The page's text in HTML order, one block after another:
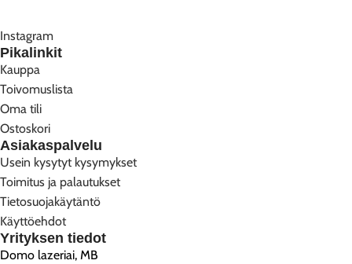
Instagram
Pikalinkit
Kauppa
Toivomuslista
Oma tili
Ostoskori
Asiakaspalvelu
Usein kysytyt kysymykset
Toimitus ja palautukset
Tietosuojakäytäntö
Käyttöehdot
Yrityksen tiedot
Domo lazeriai, MB